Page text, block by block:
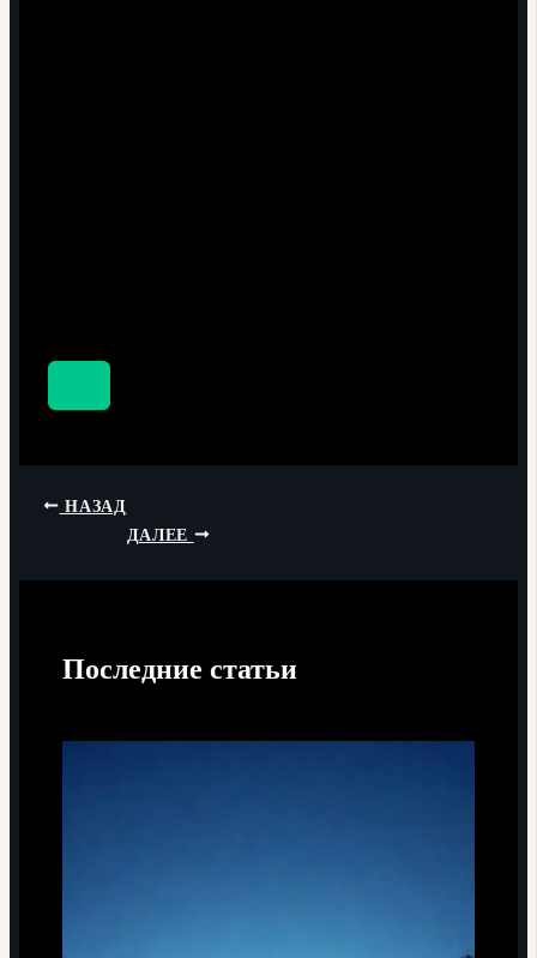
НАЗАД
ДАЛЕЕ
Последние статьи